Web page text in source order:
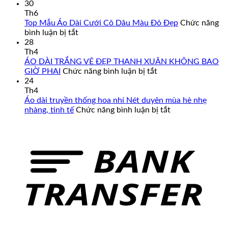
Cách
Tân
Cấp
–
Mẫu
Mã,
Chuẩn
Đến
Size
30
Th6
Top Mẫu Áo Dài Cưới Cô Dâu Màu Đỏ Đẹp Chức năng
bình luận bị tắtở
Áo
Dài
Dâu
Màu
28
Th4
ÁO DÀI TRẮNG VẺ ĐẸP THANH XUÂN KHÔNG BAO
GIỜ PHAI Chức năng bình luận bị tắtở
TRẮNG
VẺ
BAO
GIỜ
24
Th4
Áo dài truyền thống hoa nhí Nét duyên mùa hè nhẹ
nhàng, tinh tế Chức năng bình luận bị tắtở
hoa
nhí
duyên
mùa
hè